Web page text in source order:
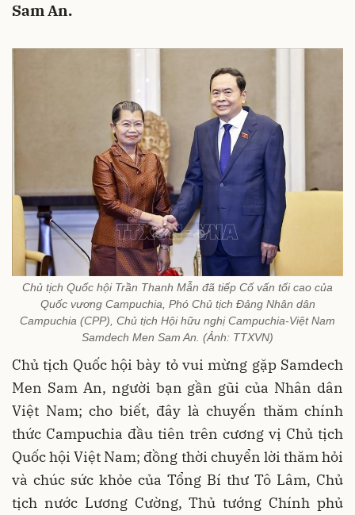
Sam An.
Chủ tịch Quốc hội Trần Thanh Mẫn đã tiếp Cố vấn tối cao của
Quốc vương Campuchia, Phó Chủ tịch Đảng Nhân dân
Campuchia (CPP), Chủ tịch Hội hữu nghị Campuchia-Việt Nam
Samdech Men Sam An. (Ảnh: TTXVN)
Chủ tịch Quốc hội bày tỏ vui mừng gặp Samdech
Men Sam An, người bạn gần gũi của Nhân dân
Việt Nam; cho biết, đây là chuyến thăm chính
thức Campuchia đầu tiên trên cương vị Chủ tịch
Quốc hội Việt Nam; đồng thời chuyển lời thăm hỏi
và chúc sức khỏe của Tổng Bí thư Tô Lâm, Chủ
tịch nước Lương Cường, Thủ tướng Chính phủ